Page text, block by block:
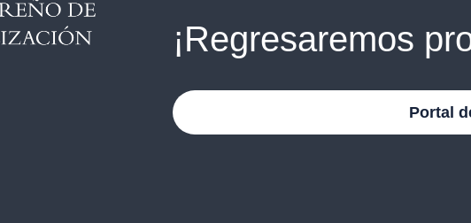
¡Regresaremos
Portal